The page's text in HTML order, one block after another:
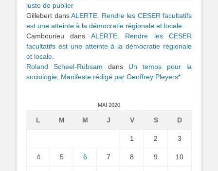
juste de publier
Gillebert dansALERTE. Rendre les CESER facultatifs
est une atteinte à la démocratie régionale et locale.
Cambourieu dans ALERTE. Rendre les CESER
facultatifs est une atteinte à la démocratie régionale
et locale.
Roland Scheel-Rübsam dans Un temps pour la
sociologie, Manifeste rédigé par Geoffrey Pleyers*
MAI 2020
L M M J V S D
1 2 3
4 5 6 7 8 9 10